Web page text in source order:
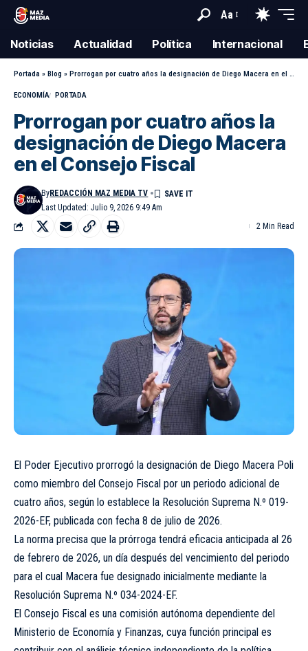
Aa
Noticias Actualidad Política Internacional
Portada » Blog » Prorrogan por cuatro años la designación de Diego Macera en el Consejo Fiscal
ECONOMÍA PORTADA
Prorrogan por cuatro años la
designación de Diego Macera
en el Consejo Fiscal
Last Updated: Julio 9, 2026 9:49 Am
ByREDACCIÓN MAZ MEDIA TV
2 Min Read
El Poder Ejecutivo prorrogó la designación de Diego Macera Poli
como miembro del Consejo Fiscal por un periodo adicional de
cuatro años, según lo establece la Resolución Suprema N.º 019-
2026-EF, publicada con fecha 8 de julio de 2026.
La norma precisa que la prórroga tendrá eficacia anticipada al 26
de febrero de 2026, un día después del vencimiento del periodo
para el cual Macera fue designado inicialmente mediante la
Resolución Suprema N.º 034-2024-EF.
El Consejo Fiscal es una comisión autónoma dependiente del
Ministerio de Economía y Finanzas, cuya función principal es